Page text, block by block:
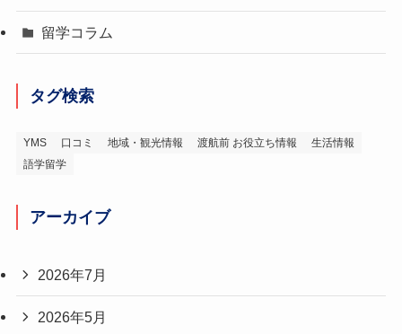
留学コラム
タグ検索
YMS 口コミ 地域・観光情報 渡航前 お役立ち情報
生活情報
語学留学
アーカイブ
2026年7月
2026年5月